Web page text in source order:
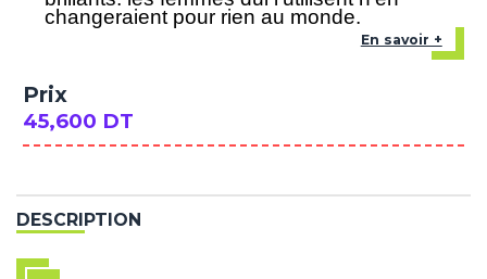
changeraient pour rien au monde.
En savoir +
Prix
45,600 DT
DESCRIPTION